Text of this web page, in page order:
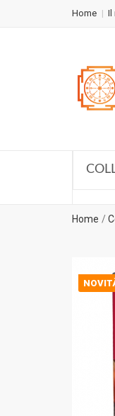
Home Il
Home